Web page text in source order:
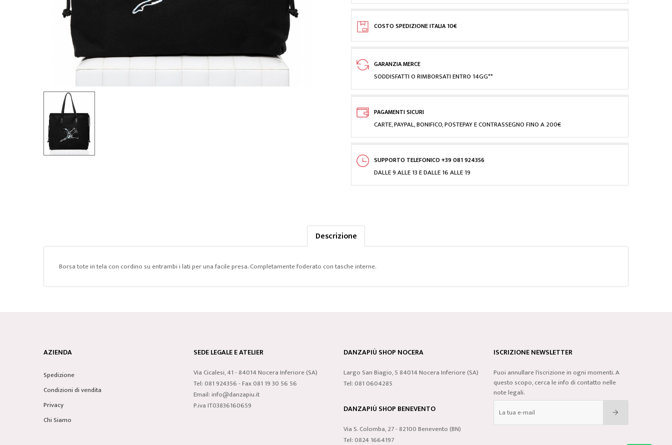
COSTO SPEDIZIONE ITALIA 10€
GARANZIA MERCE
SODDISFATTI O RIMBORSATI ENTRO 14GG**
PAGAMENTI SICURI
CARTE, PAYPAL, BONIFICO, POSTEPAY E CONTRASSEGNO FINO A 200€
SUPPORTO TELEFONICO +39 081 924356
DALLE 9 ALLE 13 E DALLE 16 ALLE 19
Descrizione
Borsa tote in tela con cordino su entrambi i lati per una facile presa. Completamente foderato con tasche interne.
AZIENDA
Spedizione
Condizioni di vendita
Privacy
Chi Siamo
SEDE LEGALE E ATELIER
Via Cicalesi, 41 - 84014 Nocera Inferiore (SA)
Tel: 081 924356 - Fax 081 19 30 56 56
Email: info@danzapiu.it
P.iva IT03836160659
DANZAPIÙ SHOP NOCERA
Largo San Biagio, 5 84014 Nocera Inferiore (SA)
Tel: 081 0604285
DANZAPIÙ SHOP BENEVENTO
Via S. Colomba, 27 - 82100 Benevento (BN)
Tel: 0824 1664197
ISCRIZIONE NEWSLETTER
Puoi annullare l'iscrizione in ogni momenti. A
questo scopo, cerca le info di contatto nelle
note legali.